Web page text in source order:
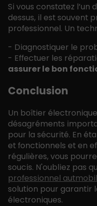
Si vous constatez
dessus, il est souvent
professionnel. Un
- Diagnostiquer le
- Effectuer les
assurer le bon
Conclusion
Un boîtier
désagréments
pour la sécurité. En
et fonctionnels et en
régulières, vous
soucis. N'oubliez pas
professionnel
solution pour garantir
électroniques.